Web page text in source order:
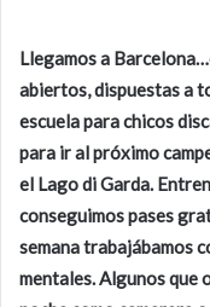
Llegamos a
abiertos, dispuestas a
escuela para chicos
para ir al próximo
el Lago di Garda.
conseguimos pases
semana trabajábamos
mentales. Algunos que